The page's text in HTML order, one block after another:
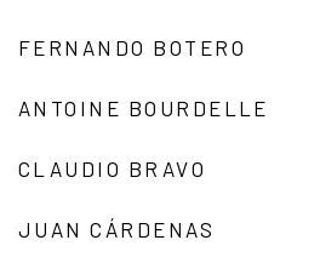
FERNANDO BOTERO
ANTOINE BOURDELLE
CLAUDIO BRAVO
JUAN CÁRDENAS